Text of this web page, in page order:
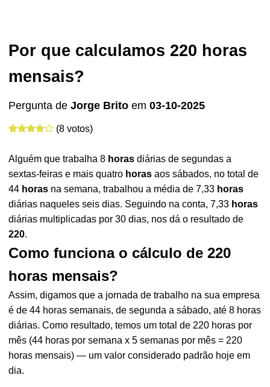
Por que calculamos 220 horas
mensais?
Pergunta deJorge Brito em03-10-2025
(8 votos)
Alguém que trabalha 8 horas diárias de segundas a
sextas-feiras e mais quatro horas aos sábados, no total de
44 horas na semana, trabalhou a média de 7,33 horas
diárias naqueles seis dias. Seguindo na conta, 7,33 horas
diárias multiplicadas por 30 dias, nos dá o resultado de
220.
Como funciona o cálculo de 220
horas mensais?
Assim, digamos que a jornada de trabalho na sua empresa
é de 44 horas semanais, de segunda a sábado, até 8 horas
diárias. Como resultado, temos um total de 220 horas por
mês (44 horas por semana x 5 semanas por mês = 220
horas mensais) — um valor considerado padrão hoje em
dia.